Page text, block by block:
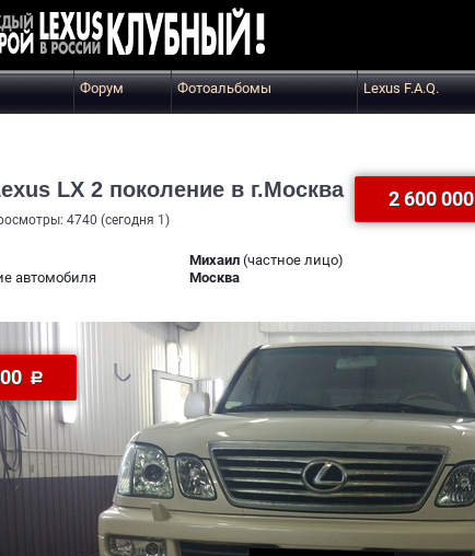
Форум Фотоальбомы Lexus F.A.Q.
LX 2 поколение в г.Москва
4740 (сегодня 1)
2 600 000
Михаил (частное лицо)
автомобиля
Москва